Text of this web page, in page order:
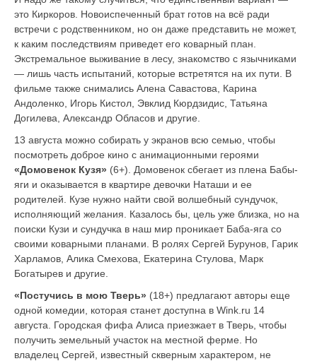
это Киркоров. Новоиспеченный братготов на всё ради
встречи с родственником, но он даже представить не может,
к каким последствиям приведет его коварный план.
Экстремальное выживание в лесу, знакомство с язычниками
— лишь часть испытаний, которые встретятся на их пути. В
фильме также снимались Алена Савастова, Карина
Андоленко, Игорь Кистол, Эвклид Кюрдзидис, Татьяна
Догилева, Александр Обласов и другие.
13 августа можно собирать у экранов всю семью, чтобы
посмотреть доброе кино с анимационными героями
«Домовенок Кузя» (6+). Домовенок сбегает из плена Бабы-
яги и оказывается в квартире девочки Наташи и ее
родителей. Кузе нужно найти свой волшебный сундучок,
исполняющий желания. Казалось бы, цель уже близка, но на
поиски Кузи и сундучка в наш мир проникает Баба-яга со
своими коварными планами . В ролях Сергей Бурунов, Гарик
Харламов, Алика Смехова, Екатерина Стулова, Марк
Богатырев и другие.
«Постучись в мою Тверь» (18+) предлагают авторы еще
одной комедии, которая станет доступна в Wink.ru 14
августа. Городская фифа Алиса приезжает в Тверь, чтобы
получить земельный участок на местной ферме. Но
владелец Сергей, известный скверным характером, не